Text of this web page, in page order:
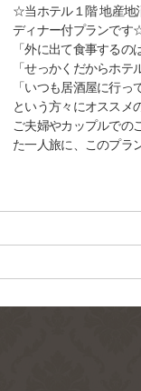
☆当ホテル１階 地産地
ディナー付プランで
「外に出て食事するの
「せっかくだからホテ
「いつも居酒屋に行っ
という方々にオススメ
ご夫婦やカップルでの
た一人旅に、このプラ